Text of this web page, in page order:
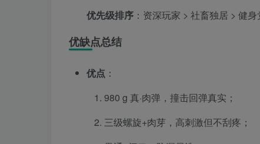
优先级排序 ：资深玩家 > 社畜独居 > 健
优缺点总结
优点 ：
980 g 真·肉弹，撞击回弹真实；
三级螺旋+肉芽，高刺激但不刮疼；